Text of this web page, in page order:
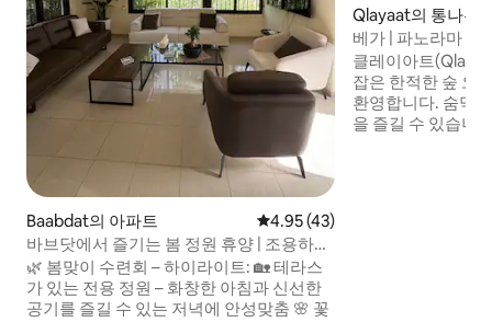
Baabdat의 아파트 평점 4.95점(5점 만점), 후기 43
4.95 (43)
바브닷에서 즐기는 봄 정원 휴양 | 조용하고
아늑한 개인 숙소
🌿 봄맞이 수련회 – 하이라이트: 🏡 테라스
가 있는 전용 정원 – 화창한 아침과 신선한
공기를 즐길 수 있는 저녁에 안성맞춤 🌸 꽃
Qlayaat의 통나무
베가 | 파노라마 전
인 전용 객실
클레이아트
잡은 한적한 숲 오
환영합니다. 숨막
을 즐길 수 있습니다. 느긋한 아침과 아